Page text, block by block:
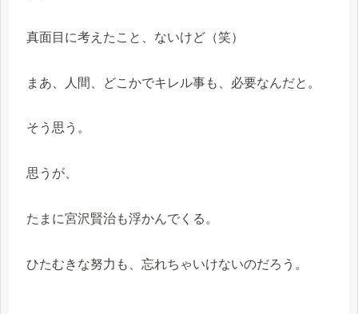
真面目に考えたこと、ないけど（笑）
まあ、人間、どこかでキレル事も、必要なんだと。
そう思う。
思うが、
たまに宮沢賢治も浮かんでくる。
ひたむきな努力も、忘れちゃいけないのだろう。